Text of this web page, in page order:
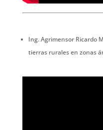
Ing. Agrimensor Ricardo
tierras rurales en zonas